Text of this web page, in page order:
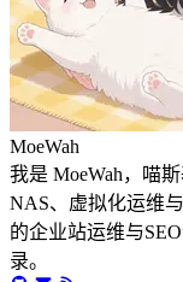
MoeWah
我是 MoeWah，喵
NAS、虚拟化运维
的企业站运维与
录。